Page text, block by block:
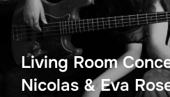
Living Room
Nicolas & Eva